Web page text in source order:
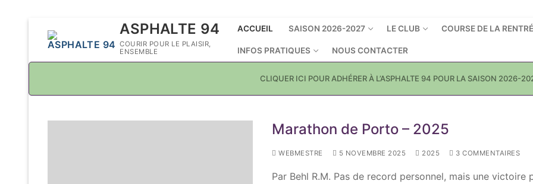
ASPHALTE 94
COURIR POUR LE PLAISIR,
ENSEMBLE
ACCUEIL SAISON 2026-2027 LE CLUB COURSE DE LA
INFOS PRATIQUES NOUS CONTACTER
CLIQUER ICI POUR ADHÉRER À L’ASPHALTE 94 POUR LA SAISON 2026-
Marathon de Porto – 2025
WEBMESTRE 5 NOVEMBRE 2025 2025 3 COMMENTAIRES
Par Behl R.M. Pas de record personnel, mais une victoire